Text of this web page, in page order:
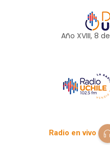
Año XVIII, 8 de
Radio en vivo